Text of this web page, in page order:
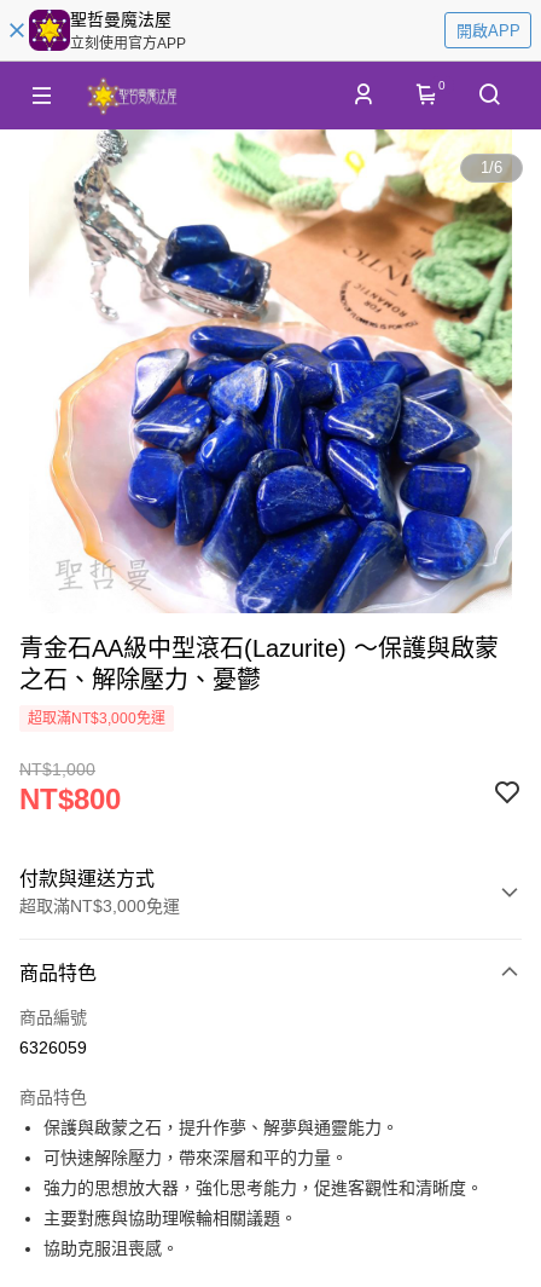
聖哲曼魔法屋
立刻使用官方APP
開啟APP
0
1/6
青金石AA級中型滾石(Lazurite) ～保護與啟蒙
之石、解除壓力、憂鬱
超取滿NT$3,000免運
NT$1,000
NT$800
付款與運送方式
超取滿NT$3,000免運
信用卡一次付款
超商取貨付款
Apple Pay
街口支付
悠遊付
ATM付款
商品特色
商品編號
6326059
商品特色
保護與啟蒙之石，提升作夢、解夢與通靈能力。
可快速解除壓力，帶來深層和平的力量。
強力的思想放大器，強化思考能力，促進客觀性和清晰度。
主要對應與協助理喉輪相關議題。
協助克服沮喪感。